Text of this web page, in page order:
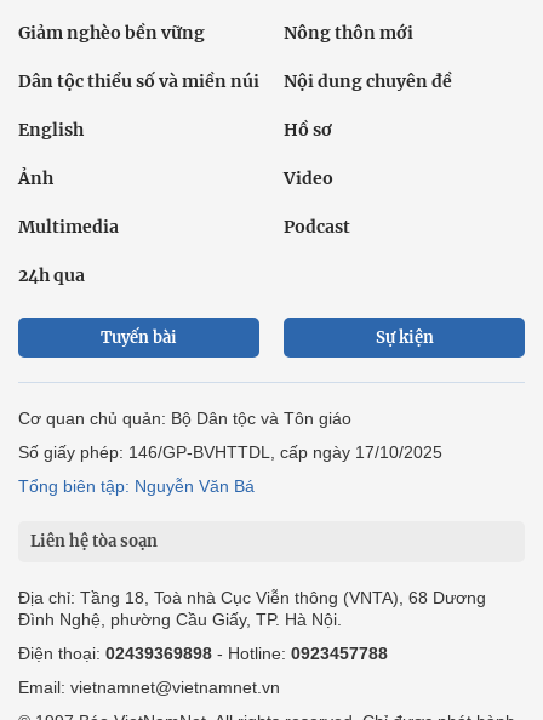
Giảm nghèo bền vững Nông thôn mới
Dân tộc thiểu số và miền núi Nội dung chuyên đề
English Hồ sơ
Ảnh Video
Multimedia Podcast
24h qua
Tuyến bài Sự kiện
Cơ quan chủ quản: Bộ Dân tộc và Tôn giáo
Số giấy phép: 146/GP-BVHTTDL, cấp ngày 17/10/2025
Tổng biên tập: Nguyễn Văn Bá
Liên hệ tòa soạn
Địa chỉ: Tầng 18, Toà nhà Cục Viễn thông (VNTA), 68 Dương
Đình Nghệ, phường Cầu Giấy, TP. Hà Nội.
Điện thoại: 02439369898 - Hotline: 0923457788
Email: vietnamnet@vietnamnet.vn